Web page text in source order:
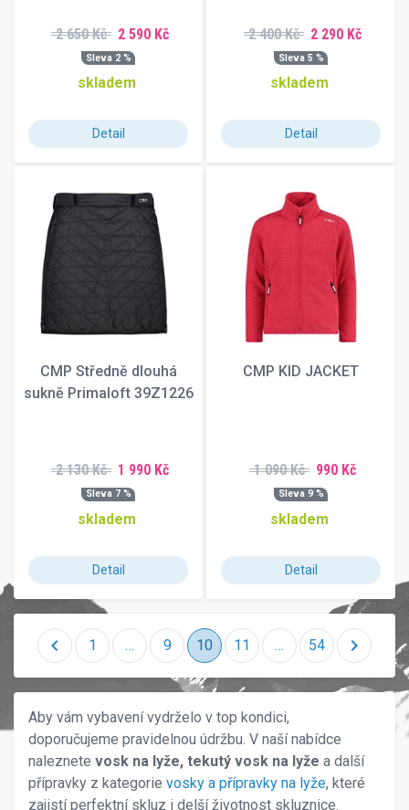
2 650 Kč 2 590 Kč
Sleva 2 %
skladem
Detail
2 400 Kč 2 290 Kč
Sleva 5 %
skladem
Detail
CMP Středně dlouhá
sukně Primaloft 39Z1226
2 130 Kč 1 990 Kč
Sleva 7 %
skladem
Detail
CMP KID JACKET
1 090 Kč 990 Kč
Sleva 9 %
skladem
Detail
chevron_left 1 … 9 10 11 … 54 chevron_right
Aby vám vybavení vydrželo v top kondici,
doporučujeme pravidelnou údržbu. V naší nabídce
naleznete vosk na lyže, tekutý vosk na lyže a další
přípravky z kategorie vosky a přípravky na lyže, které
zajistí perfektní skluz i delší životnost skluznice.